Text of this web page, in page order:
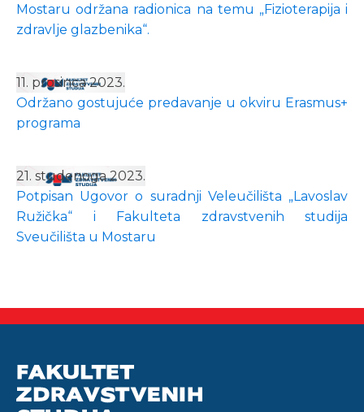
Mostaru održana radionica na temu „Fizioterapija i
zdravlje glazbenika“.
11. prosinca 2023.
Održano gostujuće predavanje u okviru Erasmus+
programa
21. studenoga 2023.
Potpisan Ugovor o suradnji Veleučilišta „Lavoslav
Ružička“ i Fakulteta zdravstvenih studija
Sveučilišta u Mostaru